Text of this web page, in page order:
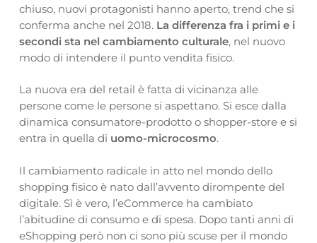
chiuso, nuovi protagonisti hanno aperto, trend che si
conferma anche nel 2018. La differenza fra i primi e i
secondi sta nel cambiamento culturale, nel nuovo
modo di intendere il punto vendita fisico.
La nuova era del retail è fatta di vicinanza alle
persone come le persone si aspettano. Si esce dalla
dinamica consumatore-prodotto o shopper-store e si
entra in quella di uomo-microcosmo.
Il cambiamento radicale in atto nel mondo dello
shopping fisico è nato dall’avvento dirompente del
digitale. Sì è vero, l’eCommerce ha cambiato
l’abitudine di consumo e di spesa. Dopo tanti anni di
eShopping però non ci sono più scuse per il mondo